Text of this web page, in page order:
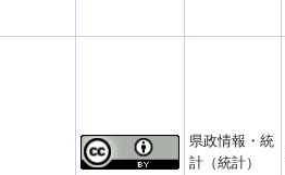
県政情報・統
計（統計）